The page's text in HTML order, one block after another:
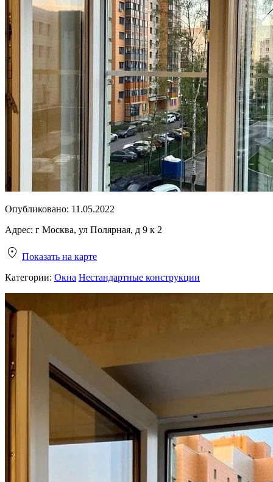
Опубликовано: 11.05.2022
Адрес: г Москва, ул Полярная, д 9 к 2
Показать на карте
Категории: Окна Нестандартные конструкции